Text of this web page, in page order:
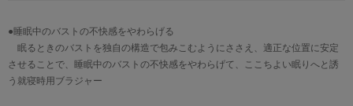
●睡眠中のバストの不快感をやわらげる
眠るときのバストを独自の構造で包みこむようにささえ、適正な位置に安定
させることで、睡眠中のバストの不快感をやわらげて、ここちよい眠りへと誘
う就寝時用ブラジャー